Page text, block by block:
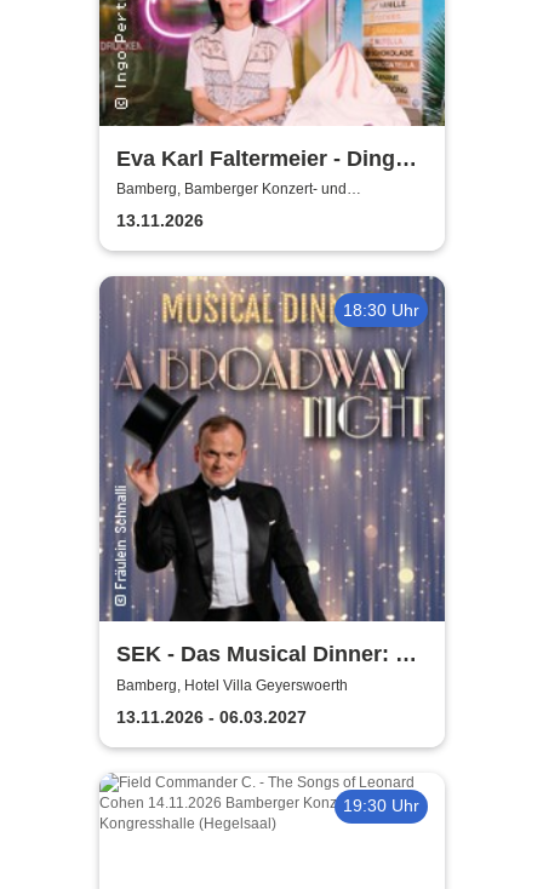
Eva Karl Faltermeier - Ding
Dong
Bamberg, Bamberger Konzert- und
Kongresshalle (Hegelsaal)
13.11.2026
18:30 Uhr
SEK - Das Musical Dinner: A
Broadway Night
Bamberg, Hotel Villa Geyerswoerth
13.11.2026 - 06.03.2027
19:30 Uhr